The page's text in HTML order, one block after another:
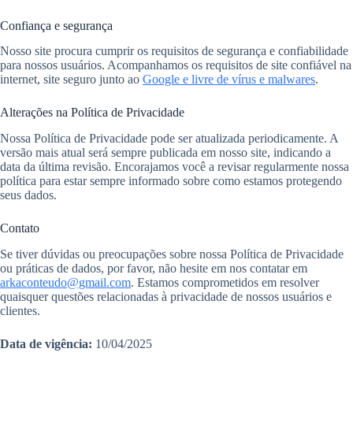
Confiança e segurança
Nosso site procura cumprir os requisitos de segurança e confiabilidade
para nossos usuários. Acompanhamos os requisitos de site confiável na
internet, site seguro junto ao Google e livre de vírus e malwares.
Alterações na Política de Privacidade
Nossa Política de Privacidade pode ser atualizada periodicamente. A
versão mais atual será sempre publicada em nosso site, indicando a
data da última revisão. Encorajamos você a revisar regularmente nossa
política para estar sempre informado sobre como estamos protegendo
seus dados.
Contato
Se tiver dúvidas ou preocupações sobre nossa Política de Privacidade
ou práticas de dados, por favor, não hesite em nos contatar em
arkaconteudo@gmail.com. Estamos comprometidos em resolver
quaisquer questões relacionadas à privacidade de nossos usuários e
clientes.
Data de vigência: 10/04/2025